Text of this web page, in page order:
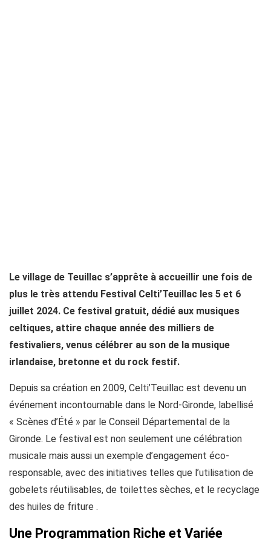
Le village de Teuillac s’apprête à accueillir une fois de
plus le très attendu Festival Celti’Teuillac les 5 et 6
juillet 2024. Ce festival gratuit, dédié aux musiques
celtiques, attire chaque année des milliers de
festivaliers, venus célébrer au son de la musique
irlandaise, bretonne et du rock festif.
Depuis sa création en 2009, Celti’Teuillac est devenu un
événement incontournable dans le Nord-Gironde, labellisé
« Scènes d’Été » par le Conseil Départemental de la
Gironde. Le festival est non seulement une célébration
musicale mais aussi un exemple d’engagement éco-
responsable, avec des initiatives telles que l’utilisation de
gobelets réutilisables, de toilettes sèches, et le recyclage
des huiles de friture .
Une Programmation Riche et Variée